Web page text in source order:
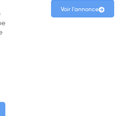
Voir l'annonce